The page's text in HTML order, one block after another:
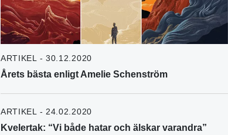
ARTIKEL - 30.12.2020
Årets bästa enligt Amelie Schenström
ARTIKEL - 24.02.2020
Kvelertak: “Vi både hatar och älskar varandra”